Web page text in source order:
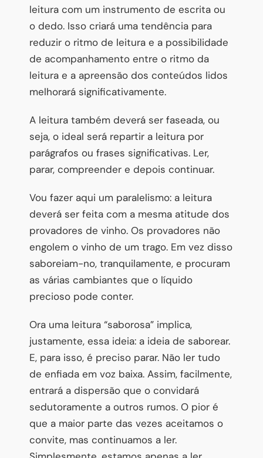
leitura com um instrumento de escrita ou
o dedo. Isso criará uma tendência para
reduzir o ritmo de leitura e a possibilidade
de acompanhamento entre o ritmo da
leitura e a apreensão dos conteúdos lidos
melhorará significativamente.
A leitura também deverá ser faseada, ou
seja, o ideal será repartir a leitura por
parágrafos ou frases significativas. Ler,
parar, compreender e depois continuar.
Vou fazer aqui um paralelismo: a leitura
deverá ser feita com a mesma atitude dos
provadores de vinho. Os provadores não
engolem o vinho de um trago. Em vez disso
saboreiam-no, tranquilamente, e procuram
as várias cambiantes que o líquido
precioso pode conter.
Ora uma leitura “saborosa” implica,
justamente, essa ideia: a ideia de saborear.
E, para isso, é preciso parar. Não ler tudo
de enfiada em voz baixa. Assim, facilmente,
entrará a dispersão que o convidará
sedutoramente a outros rumos. O pior é
que a maior parte das vezes aceitamos o
convite, mas continuamos a ler.